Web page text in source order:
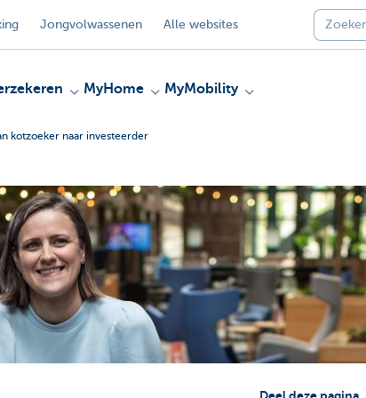
Jongvolwassenen Alle websites
MyHome MyMobility
kotzoeker naar investeerder
Deel deze pagina